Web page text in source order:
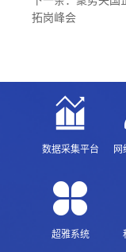
拓岗峰会
数据采集平台 网
超雅系统